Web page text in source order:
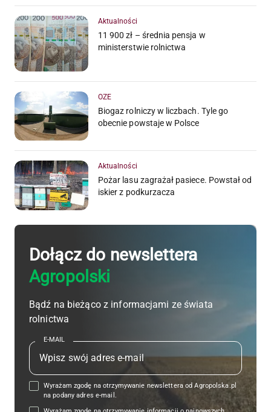
Aktualności
11 900 zł – średnia pensja w
ministerstwie rolnictwa
OZE
Biogaz rolniczy w liczbach. Tyle go
obecnie powstaje w Polsce
Aktualności
Pożar lasu zagrażał pasiece. Powstał od
iskier z podkurzacza
Dołącz do newslettera
Agropolski
Bądź na bieżąco z informacjami ze świata
rolnictwa
E-MAIL
Wyrażam zgodę na otrzymywanie newslettera od Agropolska.pl
na podany adres e-mail.